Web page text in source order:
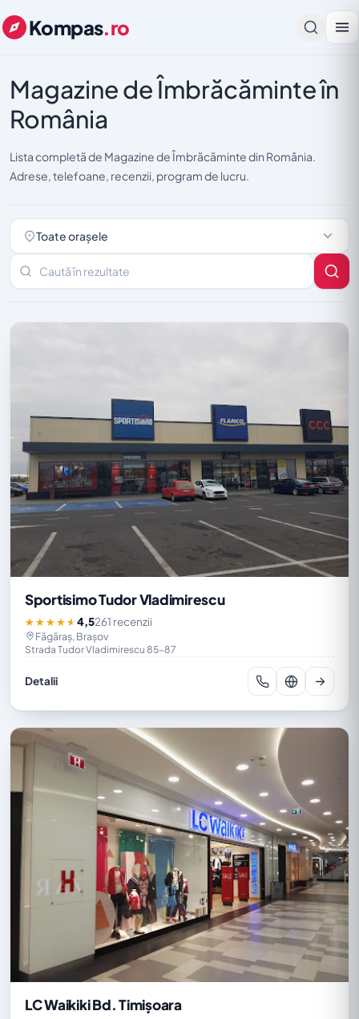
Kompas.ro
Magazine de Îmbrăcăminte în
România
Lista completă de Magazine de Îmbrăcăminte din România.
Adrese, telefoane, recenzii, program de lucru.
Toate orașele
Caută în rezultate
Sportisimo Tudor Vladimirescu
★★★★★4,5261 recenzii
Făgăraș, Brașov
Strada Tudor Vladimirescu 85-87
Detalii
LC Waikiki Bd. Timișoara